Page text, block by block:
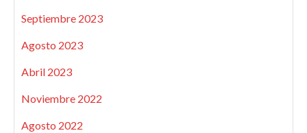
Septiembre 2023
Agosto 2023
Abril 2023
Noviembre 2022
Agosto 2022